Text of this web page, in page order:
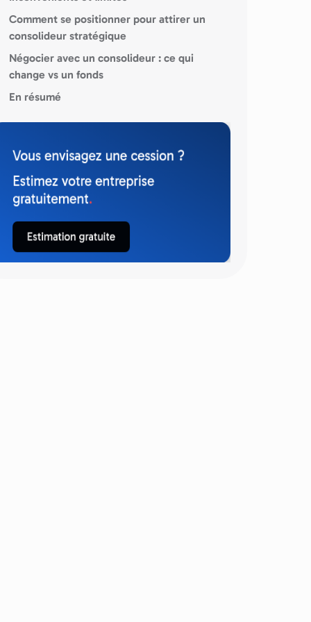
Comment se positionner pour attirer un
consolideur stratégique
Négocier avec un consolideur : ce qui
change vs un fonds
En résumé